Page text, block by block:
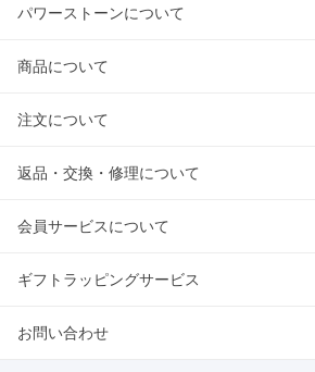
パワーストーンについて
商品について
注文について
返品・交換・修理について
会員サービスについて
ギフトラッピングサービス
お問い合わせ